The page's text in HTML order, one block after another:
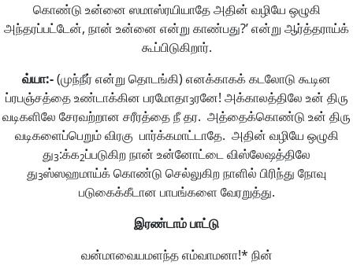
கொண்டு உன்னை ஸமாஸ்ரயியாதே அதின் வழியே ஒழுகி
அந்தரப்பட்டேன், நான் உன்னை என்று காண்பது?’ என்று ஆர்த்தராய்க்
கூப்பிடுகிறார்.
வ்யா:-(முந்நீர் என்று தொடங்கி) எனக்காகக் கடலோடு கூடின
ப்ரபஞ்சத்தை உண்டாக்கின பரமோதா3ரனே! அக்காலத்திலே உன் திரு
வடிகளிலே சேரவற்றான சரீரத்தை நீ தர. அத்தைக்கொண்டு உன் திரு
வடிகளைப்பெறும் விரகு பார்க்கமாட்டாதே. அதின் வழியே ஒழுகி
து3:க்க2ப்படுகிற நான் உன்னோட்டை விஸ்லேஷத்திலே
து3ஸ்ஸஹமாய்க் கொண்டு செல்லுகிற நாளில் பிரிந்து நோவு
படுகைக்கீடான பாபங்களை வேரறுத்து.
இரண்டாம்பாட்டு
வன்மாவையமளந்த எம்வாமனா!* நின்